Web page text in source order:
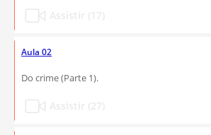
Aula 02
Do crime (Parte 1).